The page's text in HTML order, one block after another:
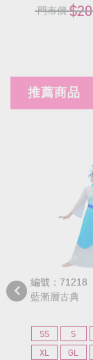
門市價 $20
推薦商品
編號：71218
藍漸層古典
SS S
XL
GL